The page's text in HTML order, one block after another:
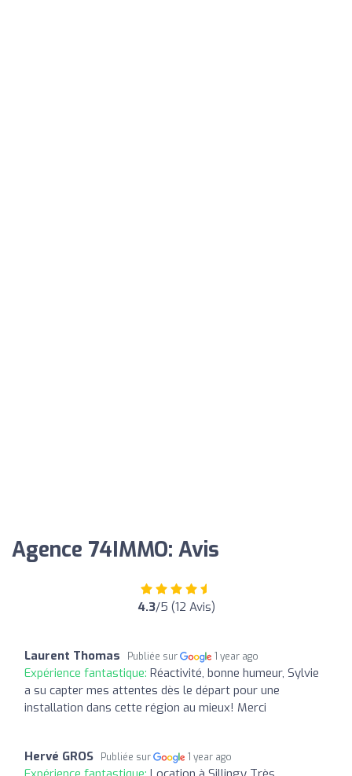
Agence 74IMMO: Avis
4.3/5 (12 Avis)
Laurent Thomas Publiée sur 1 year ago
Expérience fantastique: Réactivité, bonne humeur, Sylvie
a su capter mes attentes dès le départ pour une
installation dans cette région au mieux! Merci
Hervé GROS Publiée sur 1 year ago